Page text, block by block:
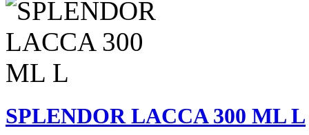
SPLENDOR LACCA 300 ML L